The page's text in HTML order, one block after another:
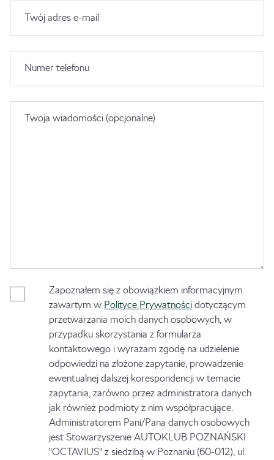
Twój adres e-mail
Numer telefonu
Twoja wiadomości (opcjonalne)
Zapoznałem się z obowiązkiem informacyjnym
zawartym w Polityce Prywatności dotyczącym
przetwarzania moich danych osobowych, w
przypadku skorzystania z formularza
kontaktowego i wyrażam zgodę na udzielenie
odpowiedzi na złożone zapytanie, prowadzenie
ewentualnej dalszej korespondencji w temacie
zapytania, zarówno przez administratora danych
jak również podmioty z nim współpracujące.
Administratorem Pani/Pana danych osobowych
jest Stowarzyszenie AUTOKLUB POZNAŃSKI
"OCTAVIUS" z siedzibą w Poznaniu (60-012), ul.